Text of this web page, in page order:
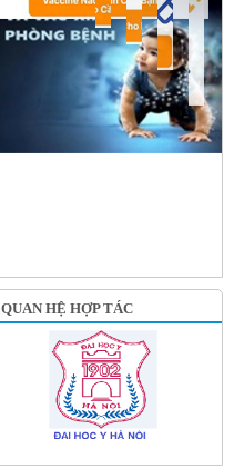
QUAN HỆ HỢP TÁC